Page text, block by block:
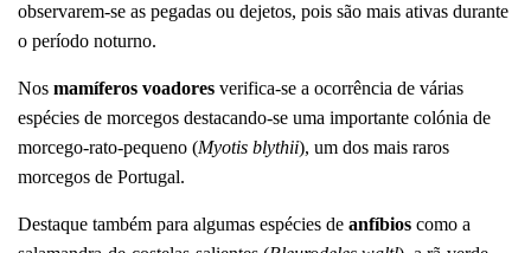
observarem-se as pegadas ou dejetos, pois são mais ativas durante
o período noturno.
Nos mamíferos voadores verifica-se a ocorrência de várias
espécies de morcegos destacando-se uma importante colónia de
morcego-rato-pequeno (Myotis blythii), um dos mais raros
morcegos de Portugal.
Destaque também para algumas espécies de anfíbios como a